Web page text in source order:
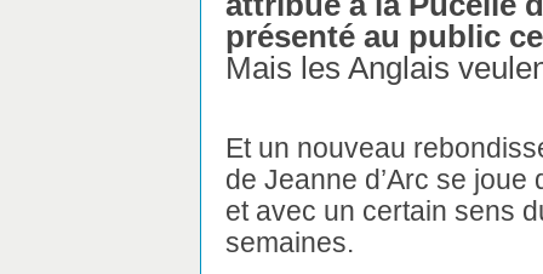
présenté au public
Mais les Anglais
Et un nouveau
de Jeanne d’Arc se
et avec un certain sens
semaines.